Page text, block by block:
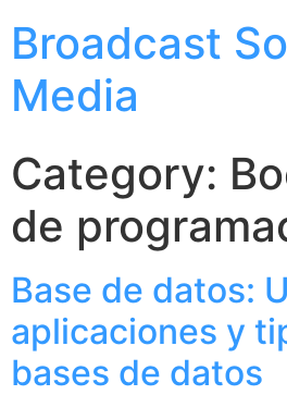
Broadcast
Media
Category:
de
Base de datos:
aplicaciones y
bases de datos